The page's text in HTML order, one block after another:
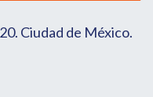
Ciudad de México.